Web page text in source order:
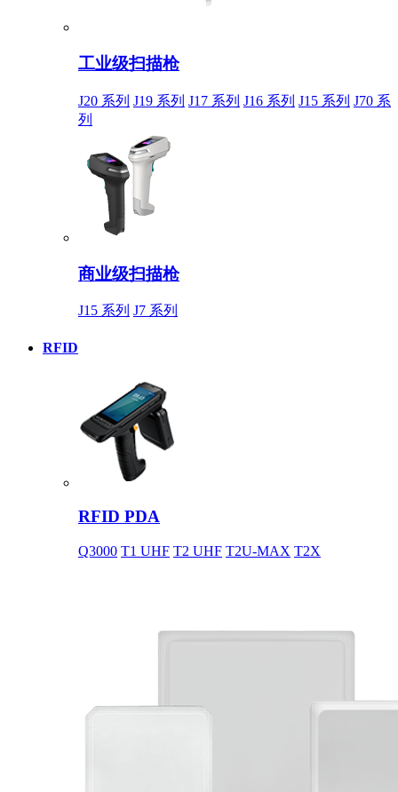
工业级扫描枪
J20 系列 J19 系列 J17 系列 J16 系列 J15 系列 J70 系
列
商业级扫描枪
J15 系列 J7 系列
RFID
RFID PDA
Q3000 T1 UHF T2 UHF T2U-MAX T2X